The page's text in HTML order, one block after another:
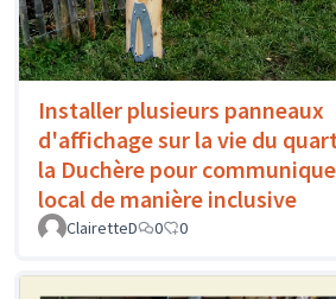
Installer plusieurs panneaux
d'affichage sur la vie du
la Duchère pour
local de manière inclusive
ClairetteD 0 0